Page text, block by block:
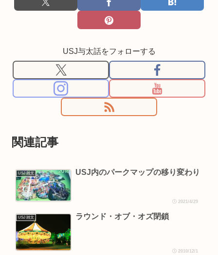
USJ与太話をフォローする
関連記事
USJ 雑文 USJ内のパークマップの移り変わり
2021/4/29
USJ 雑文 ラウンド・オブ・オズ閉鎖
2010/12/1